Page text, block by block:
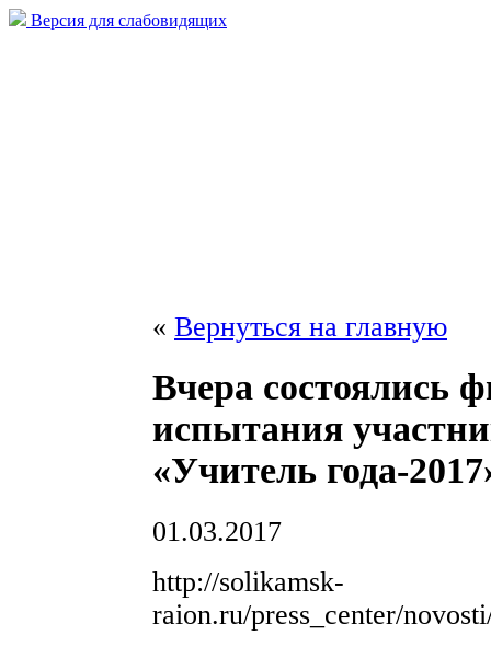
Версия для слабовидящих
« Вернуться на главную
Вчера состоялись
испытания
«Учитель года-
01.03.2017
http://solikamsk-
raion.ru/press_center/